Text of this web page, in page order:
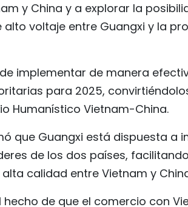
y China y a explorar la
voltaje entre Guangxi y la
implementar de manera
para 2025,
Humanístico Vietnam-China.
que Guangxi está dispuesta a
de los dos países,
calidad entre Vietnam y
de que el comercio con